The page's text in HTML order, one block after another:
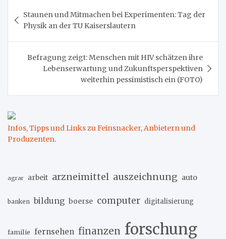
Staunen und Mitmachen bei Experimenten: Tag der
Physik an der TU Kaiserslautern
Befragung zeigt: Menschen mit HIV schätzen ihre
Lebenserwartung und Zukunftsperspektiven
weiterhin pessimistisch ein (FOTO)
Infos, Tipps und Links zu Feinsnacker, Anbietern und
Produzenten.
agrar arbeit arzneimittel auszeichnung auto
banken bildung boerse computer digitalisierung
familie fernsehen finanzen forschung